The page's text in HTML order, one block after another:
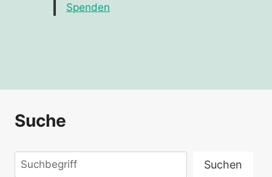
Spenden
Suche
Suchen Suchen